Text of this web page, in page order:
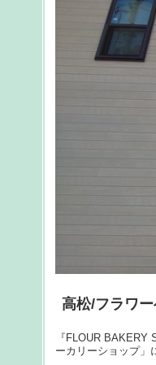
高松/フラワ
『FLOUR
ーカリーショップ」